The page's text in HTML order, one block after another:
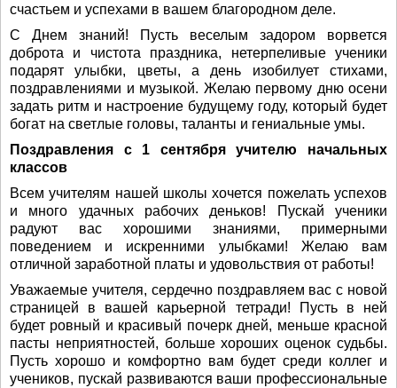
счастьем и успехами в вашем благородном деле.
С Днем знаний! Пусть веселым задором ворвется
доброта и чистота праздника, нетерпеливые ученики
подарят улыбки, цветы, а день изобилует стихами,
поздравлениями и музыкой. Желаю первому дню осени
задать ритм и настроение будущему году, который будет
богат на светлые головы, таланты и гениальные умы.
Поздравления с 1 сентября учителю начальных
классов
Всем учителям нашей школы хочется пожелать успехов
и много удачных рабочих деньков! Пускай ученики
радуют вас хорошими знаниями, примерными
поведением и искренними улыбками! Желаю вам
отличной заработной платы и удовольствия от работы!
Уважаемые учителя, сердечно поздравляем вас с новой
страницей в вашей карьерной тетради! Пусть в ней
будет ровный и красивый почерк дней, меньше красной
пасты неприятностей, больше хороших оценок судьбы.
Пусть хорошо и комфортно вам будет среди коллег и
учеников, пускай развиваются ваши профессиональные